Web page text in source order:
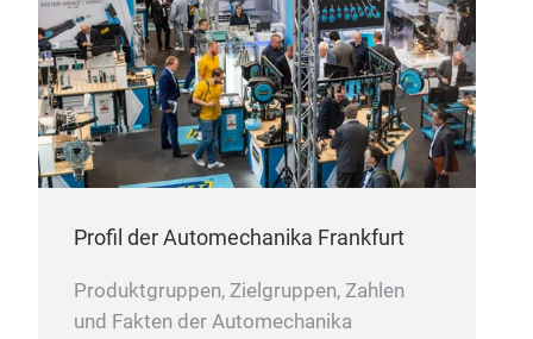
Profil der Automechanika Frankfurt
Produktgruppen, Zielgruppen, Zahlen
und Fakten der Automechanika